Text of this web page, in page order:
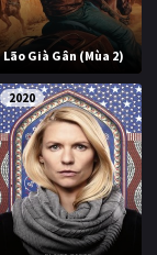
Lão Già Gân (Mùa 2)
2020